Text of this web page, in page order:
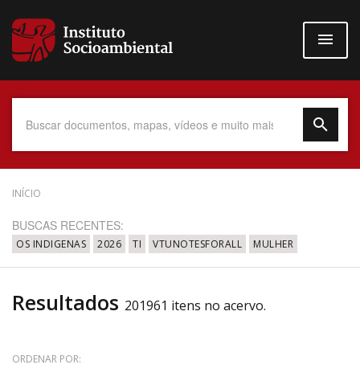
para
conteúdo
Data do Documento
Até
Povo Indígena
INÍCIO
BUSCAS RECENTES:
OS INDIGENAS 2026 TI VTUNOTESFORALL MULHER
Resultados 201961 itens no acervo.
ORDENAR POR: